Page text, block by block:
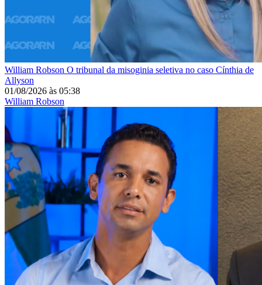
William Robson O tribunal da misoginia seletiva no caso Cínthia de
Allyson
01/08/2026 às 05:38
William Robson